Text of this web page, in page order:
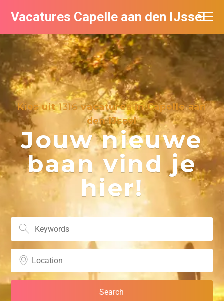
Vacatures Capelle aan den IJssel
Kies uit1316vacatures in Capelle aan
den IJssel
Jouw nieuwe
baan vind je
hier!